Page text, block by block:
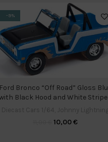
-9%
Bronco “Off Road” Gloss Blue
Black Hood and White Stripes
10,00€